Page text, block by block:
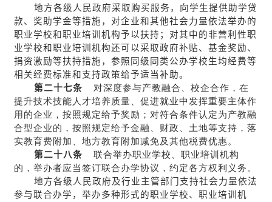
地方各级人民政府采取购买服务，向学生提供助学贷
款、奖助学金等措施，对企业和其他社会力量依法举办的
职业学校和职业培训机构予以扶持；对其中的非营利性职
业学校和职业培训机构还可以采取政府补贴、基金奖励、
捐资激励等扶持措施，参照同级同类公办学校生均经费等
相关经费标准和支持政策给予适当补助。
第二十七条 对深度参与产教融合、校企合作，在
提升技术技能人才培养质量、促进就业中发挥重要主体作
用的企业，按照规定给予奖励；对符合条件认定为产教融
合型企业的，按照规定给予金融、财政、土地等支持，落
实教育费附加、地方教育附加减免及其他税费优惠。
第二十八条 联合举办职业学校、职业培训机构
的，举办者应当签订联合办学协议，约定各方权利义务。
地方各级人民政府及行业主管部门支持社会力量依法
参与联合办学，举办多种形式的职业学校、职业培训机